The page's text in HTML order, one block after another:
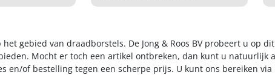
gebied van draadborstels. De Jong & Roos BV probeert u op
Mocht er toch een artikel ontbreken, dan kunt u natuurlijk
en/of bestelling tegen een scherpe prijs. U kunt ons bereiken via